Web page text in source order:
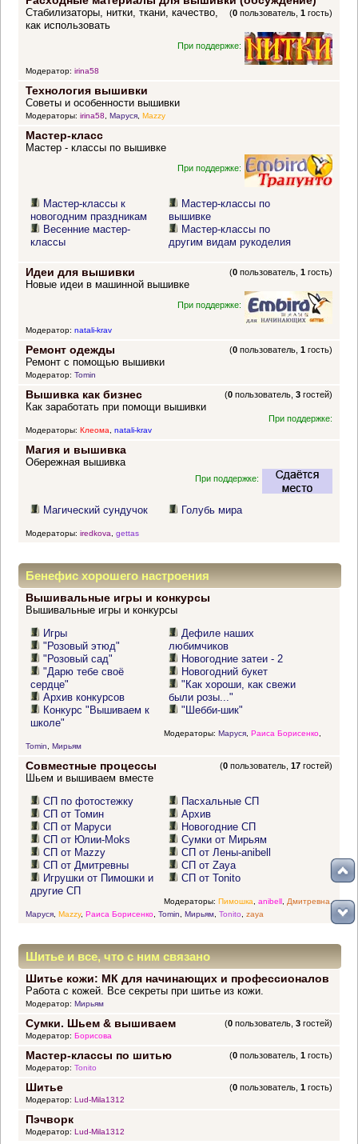
(0 пользователь,1 гость)
Стабилизаторы, нитки, ткани, качество,
как использовать
При поддержке:
Модератор: irina58
Технология вышивки
Советы и особенности вышивки
Модераторы: irina58, Маруся, Mazzy
Мастер-класс
Мастер - классы по вышивке
При поддержке:
Мастер-классы к
новогодним праздникам
Весенние мастер-
классы
Мастер-классы по
вышивке
Мастер-классы по
другим видам рукоделия
Идеи для вышивки (0 пользователь,1 гость)
Новые идеи в машинной вышивке
При поддержке:
Модератор: natali-krav
Ремонт одежды (0 пользователь,1 гость)
Ремонт с помощью вышивки
Модератор: Tomin
Вышивка как бизнес (0 пользователь,3 гостей)
Как заработать при помощи вышивки
При поддержке:
Модераторы: Клеома, natali-krav
Магия и вышивка
Обережная вышивка
При поддержке:
Магический сундучок Голубь мира
Модераторы: iredkova gettas
Бенефис хорошего настроения
Вышивальные игры и конкурсы
Вышивальные игры и конкурсы
Игры
"Розовый этюд"
"Розовый сад"
"Дарю тебе своё
сердце"
Архив конкурсов
Конкурс "Вышиваем к
школе"
Дефиле наших
любимчиков
Новогодние затеи - 2
Новогодний букет
"Как хороши, как свежи
были розы..."
"Шебби-шик"
Модераторы: Маруся, Раиса Борисенко,
Tomin
Мирьям
Совместные процессы (0 пользователь,17 гостей)
Шьем и вышиваем вместе
СП по фотостежку
СП от Томин
СП от Маруси
СП от Юлии-Moks
СП от Mazzy
СП от Дмитревны
Игрушки от Пимошки и
другие СП
Пасхальные СП
Архив
Новогодние СП
Сумки от Мирьям
СП от Лены-anibell
СП от Zaya
СП от Tonito
Модераторы: Пимошка anibell, Дмитревна,
Маруся, Mazzy, Раиса Борисенко, Tomin Мирьям, Tonito zaya
Шитье и все, что с ним связано
Шитье кожи: МК для начинающих и профессионалов
Работа с кожей. Все секреты при шитье из кожи.
Модератор: Мирьям
Сумки. Шьем & вышиваем (0 пользователь,3 гостей)
Модератор: Борисова
Мастер-классы по шитью (0 пользователь,1 гость)
Модератор: Tonito
Шитье (0 пользователь,1 гость)
Модератор: Lud-Mila1312
Пэчворк
Модератор: Lud-Mila1312